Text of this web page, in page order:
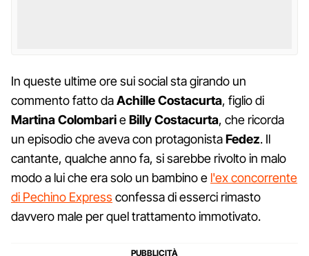
In queste ultime ore sui social sta girando un
commento fatto daAchille Costacurta, figlio di
Martina ColombarieBilly Costacurta, che ricorda
un episodio che aveva con protagonistaFedez. Il
cantante, qualche anno fa, si sarebbe rivolto in malo
modo a lui che era solo un bambino e l'ex concorrente
di Pechino Express confessa di esserci rimasto
davvero male per quel trattamento immotivato.